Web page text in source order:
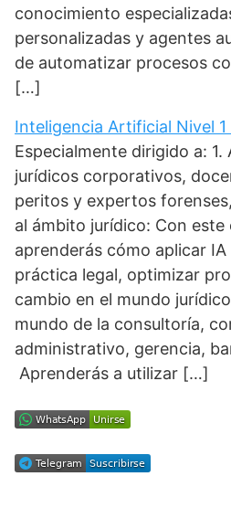
conocimiento
personalizadas y agentes
de automatizar procesos
[…]
Inteligencia Artificial Nivel
Especialmente dirigido a: 1.
jurídicos corporativos,
peritos y expertos
al ámbito jurídico: Con este
aprenderás cómo aplicar
práctica legal, optimizar
cambio en el mundo
mundo de la consultoría,
administrativo, gerencia,
Aprenderás a utilizar […]